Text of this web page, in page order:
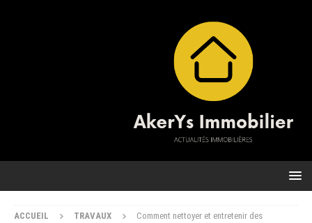
ACCUEIL TRAVAUX
Comment nettoyer et entretenir des